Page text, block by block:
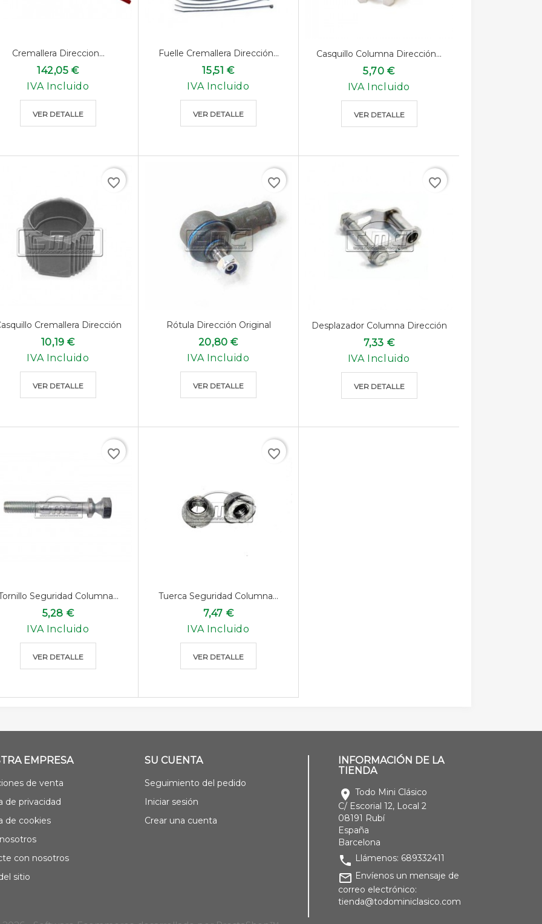
Cremallera Direccion...
142,05 €
IVA Incluido
VER DETALLE
Fuelle Cremallera Dirección...
15,51 €
IVA Incluido
VER DETALLE
Casquillo Columna Dirección...
5,70 €
IVA Incluido
VER DETALLE
Cremallera Dirección
10,19 €
IVA Incluido
VER DETALLE
favorite_border
Rótula Dirección Original
20,80 €
IVA Incluido
VER DETALLE
favorite_border
Desplazador Columna Dirección
7,33 €
IVA Incluido
VER DETALLE
favorite_border
Seguridad Columna...
5,28 €
IVA Incluido
VER DETALLE
favorite_border
Tuerca Seguridad Columna...
7,47 €
IVA Incluido
VER DETALLE
favorite_border
EMPRESA
de venta
de privacidad
de cookies
con nosotros
sitio
SU CUENTA
Seguimiento del pedido
Iniciar sesión
Crear una cuenta
INFORMACIÓN DE LA
TIENDA
location_on Todo Mini Clásico
C/ Escorial 12, Local 2
08191 Rubí
España
Barcelona
phone Llámenos: 689332411
mail_outline Envíenos un mensaje de
correo electrónico:
tienda@todominiclasico.com